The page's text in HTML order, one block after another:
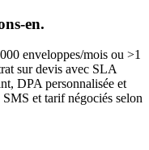
en.
enveloppes/mois ou >1
sur devis avec SLA
DPA personnalisée et
et tarif négociés selon